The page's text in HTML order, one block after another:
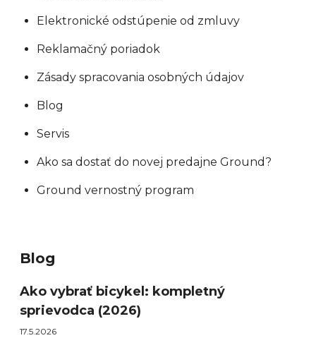
Elektronické odstúpenie od zmluvy
Reklamačný poriadok
Zásady spracovania osobných údajov
Blog
Servis
Ako sa dostať do novej predajne Ground?
Ground vernostný program
Blog
Ako vybrať bicykel: kompletný
sprievodca (2026)
17.5.2026